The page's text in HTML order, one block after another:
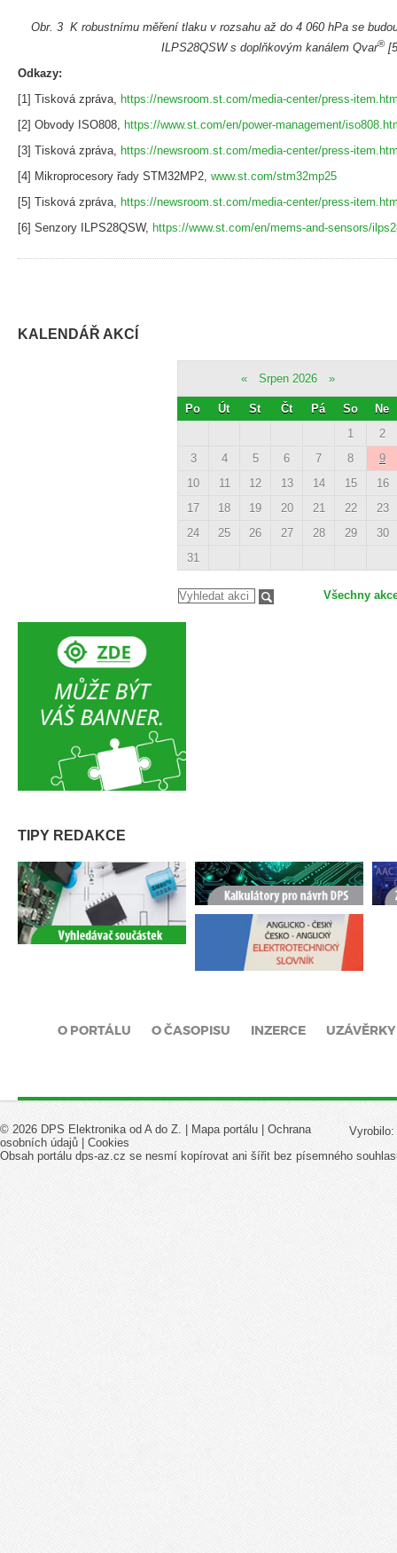
Obr. 3 K robustnímu měření tlaku v rozsahu až do 4 060 hPa se
ILPS28QSW s doplňkovým kanálem Qvar®
Odkazy:
[1] Tisková zpráva, https://newsroom.st.com/media-center/press-
[2] Obvody ISO808, https://www.st.com/en/power-management/
[3] Tisková zpráva, https://newsroom.st.com/media-center/press-
[4] Mikroprocesory řady STM32MP2, www.st.com/stm32mp25
[5] Tisková zpráva, https://newsroom.st.com/media-center/press-
[6] Senzory ILPS28QSW, https://www.st.com/en/mems-and-sensors/
KALENDÁŘ AKCÍ
« Srpen 2026 »
Po Út St Čt Pá So
Ne
1
2
3
4 5 6 7 8
9
10
11 12 13 14 15
16
17
18 19 20 21 22
23
24
25 26 27 28 29
30
31
Všechny
TIPY REDAKCE
O PORTÁLU O ČASOPISU INZERCE UZÁVĚRKY
Vyrobilo:
© 2026 DPS Elektronika od A do Z. | Mapa portálu
Ochrana
osobních údajů
Cookies
Obsah portálu dps-az.cz se nesmí kopírovat ani šířit bez písemného